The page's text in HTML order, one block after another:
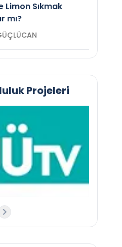
Limon Sıkmak
mı?
GÜÇLÜCAN
Projeleri